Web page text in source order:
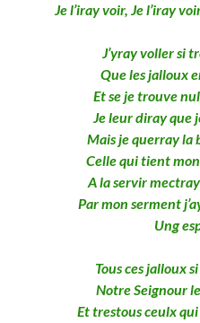
Je l’iray voir, Je l’iray
J’yray voller si
Que les jalloux
Et se je trouve
Je leur diray que
Mais je querray la
Celle qui tient
A la servir
Par mon serment
Ung
Tous ces jalloux
Notre Seignour
Et trestous ceulx